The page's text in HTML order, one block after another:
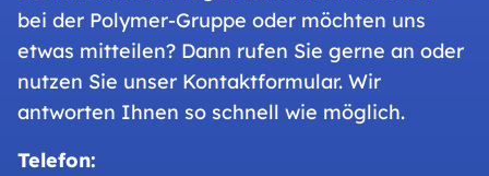
bei der Polymer-Gruppe oder möchten uns
etwas mitteilen? Dann rufen Sie gerne an oder
nutzen Sie unser Kontaktformular. Wir
antworten Ihnen so schnell wie möglich.
Telefon: